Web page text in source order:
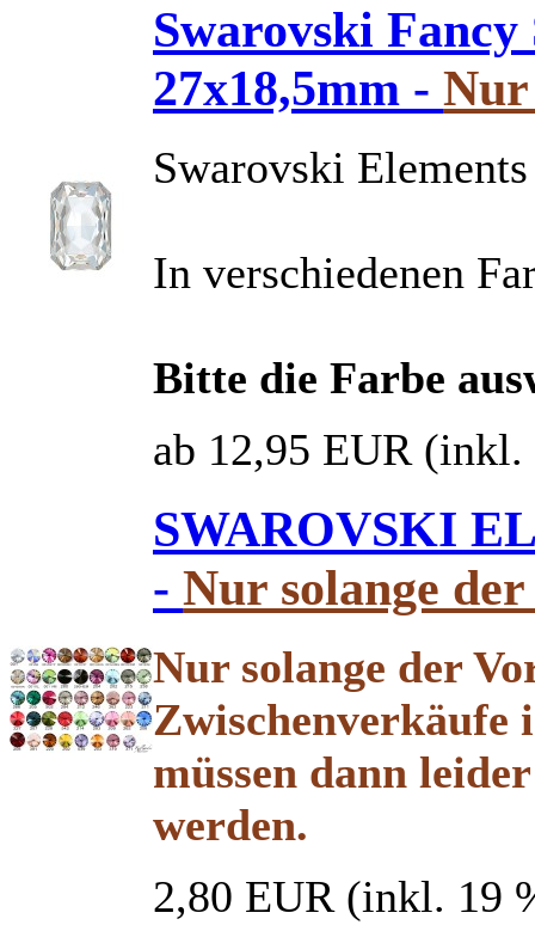
Swarovski Fancy
27x18,5mm -
Swarovski
In verschiedenen
Bitte die Farbe
ab 12,95 EUR (inkl.
SWAROVSKI
- Nur solange
Nur solange der
müssen dann
werden.
2,80 EUR (inkl. 19